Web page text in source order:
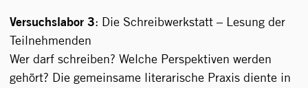
Versuchslabor 3: Die Schreibwerkstatt – Lesung der
Teilnehmenden
Wer darf schreiben? Welche Perspektiven werden
gehört? Die gemeinsame literarische Praxis diente in